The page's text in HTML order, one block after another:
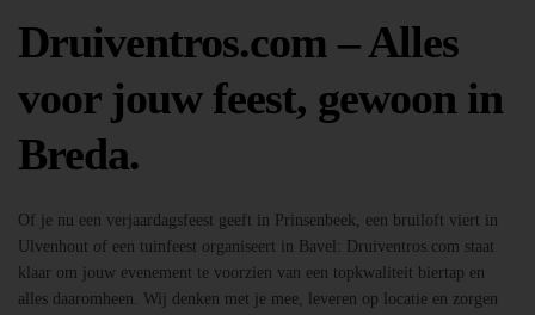
Druiventros.com – Alles
voor jouw feest, gewoon in
Breda.
Of je nu een verjaardagsfeest geeft in Prinsenbeek, een bruiloft viert in
Ulvenhout of een tuinfeest organiseert in Bavel: Druiventros.com staat
klaar om jouw evenement te voorzien van een topkwaliteit biertap en
alles daaromheen. Wij denken met je mee, leveren op locatie en zorgen